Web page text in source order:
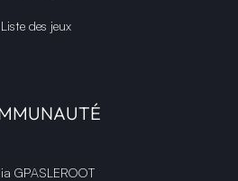
Liste des jeux
GPASLEROOT